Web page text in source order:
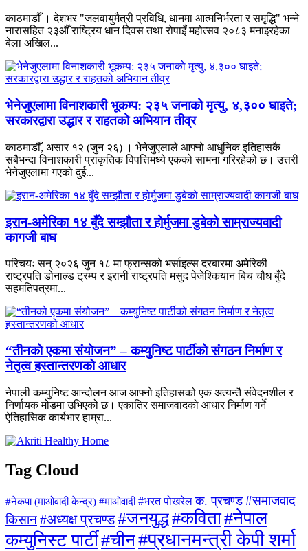
काठमाडौँ । देशभर "जलवायुमैत्री प्रविधि, धानमा आत्मनिर्भरता र समृद्धि" भन्ने
नारासहित २३औँ राष्ट्रिय धान दिवस तथा रोपाइँ महोत्सव २०८३ मनाइरहेका
बेला अखिल...
भेनेजुएलामा विनाशकारी भूकम्प: २३५ जनाको मृत्यु, ४,३०० घाइते;
सरकारद्वारा उद्धार र राहतको अभियान तीव्र
काठमाडौँ, असार १२ (जुन २६) । भेनेजुएलाले आफ्नो आधुनिक इतिहासकै
सबैभन्दा विनाशकारी प्राकृतिक विपत्तिमध्ये एकको सामना गरिरहेको छ। उत्तरी
भेनेजुएलामा गएको दुई...
इरान-अमेरिका १४ बुँदे सम्झौता र होर्मुजमा डुबेको साम्राज्यवादी
कागजी बाघ
परिचयः सन् २०२६ जुन १८ मा फ्रान्सको भर्साइल्स दरबारमा अमेरिकी
राष्ट्रपति डोनाल्ड ट्रम्प र इरानी राष्ट्रपति मसुद पेजेश्कियान बिच चौध बुँदे
सहमतिपत्रमा...
“तीनको एकमा संयोजन” – कम्युनिष्ट पार्टीको संगठन निर्माण र
नेतृत्व हस्तान्तरणको आधार
नेपाली कम्युनिष्ट आन्दोलन आज आफ्नो इतिहासको एक अत्यन्तै संवेदनशील र
निर्णायक मोडमा उभिएको छ। एकातिर समाजवादको आधार निर्माण गर्ने
ऐतिहासिक कार्यभार हाम्रा...
Tag Cloud
#नेकपा (माओवादी केन्द्र) #माओवादी #भरत पोखरेल क. प्रचण्ड #समाजवाद
किसान#अध्यक्ष प्रचण्ड#जनयुद्ध#कविता#नेपाल
कम्युनिस्ट पार्टी#चीन#प्रधानमन्त्री केपी शर्मा